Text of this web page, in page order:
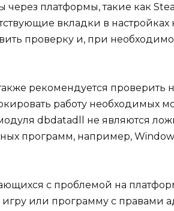
платформы, такие как
вкладки в настройках
проверку и, при
рекомендуется проверить
работу необходимых
dbdatadll не являются
программ, например,
с проблемой на
игру или программу с правами